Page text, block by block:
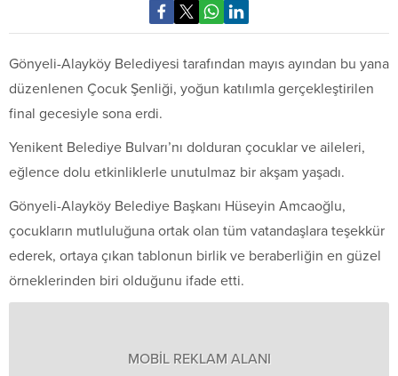
Gönyeli-Alayköy Belediyesi tarafından mayıs ayından bu yana
düzenlenen Çocuk Şenliği, yoğun katılımla gerçekleştirilen
final gecesiyle sona erdi.
Yenikent Belediye Bulvarı’nı dolduran çocuklar ve aileleri,
eğlence dolu etkinliklerle unutulmaz bir akşam yaşadı.
Gönyeli-Alayköy Belediye Başkanı Hüseyin Amcaoğlu,
çocukların mutluluğuna ortak olan tüm vatandaşlara teşekkür
ederek, ortaya çıkan tablonun birlik ve beraberliğin en güzel
örneklerinden biri olduğunu ifade etti.
MOBİL REKLAM ALANI